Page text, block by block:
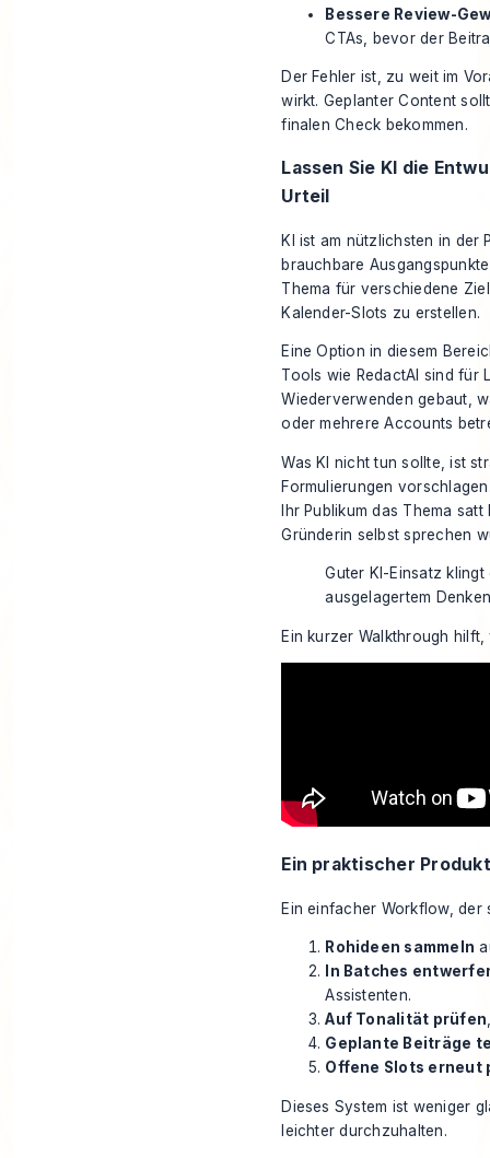
Bessere Review-
CTAs, bevor der
Der Fehler ist, zu weit im
wirkt. Geplanter Content
finalen Check bekommen.
Lassen Sie KI die
Urteil
KI ist am nützlichsten in der
brauchbare
Thema für verschiedene
Kalender-Slots zu erstellen.
Eine Option in diesem
Tools wie RedactAI sind für
Wiederverwenden gebaut,
oder mehrere Accounts
Was KI nicht tun sollte, ist
Formulierungen
Ihr Publikum das Thema
Gründerin selbst sprechen
Guter KI-Einsatz
ausgelagertem
Ein kurzer Walkthrough
Ein praktischer
Ein einfacher Workflow, der
Rohideen sammeln
In Batches
Assistenten.
Auf Tonalität prüfen
Geplante Beiträge
Offene Slots erneut
Dieses System ist weniger
leichter durchzuhalten.